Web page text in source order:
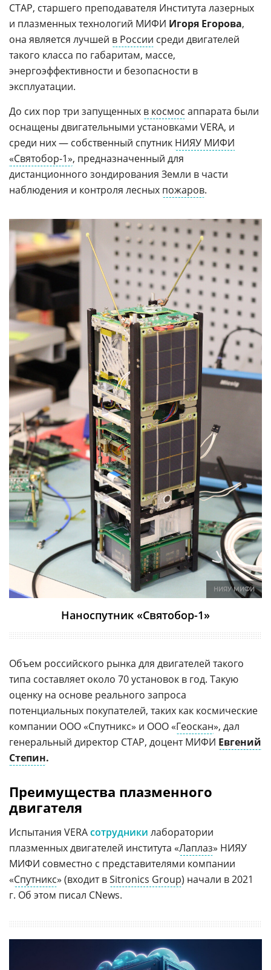
СТАР, старшего преподавателя Института лазерных
и плазменных технологий МИФИ Игоря Егорова,
она является лучшей в России среди двигателей
такого класса по габаритам, массе,
энергоэффективности и безопасности в
эксплуатации.
До сих пор три запущенных в космос аппарата были
оснащены двигательными установками VERA, и
среди них — собственный спутник НИЯУ МИФИ
«Святобор-1», предназначенный для
дистанционного зондирования Земли в части
наблюдения и контроля лесных пожаров.
НИЯУ МИФИ
Наноспутник «Святобор-1»
Объем российского рынка для двигателей такого
типа составляет около 70 установок в год. Такую
оценку на основе реального запроса
потенциальных покупателей, таких как космические
компании ООО «Спутникс» и ООО «Геоскан», дал
генеральный директор СТАР, доцент МИФИ Евгений
Степин.
Преимущества плазменного
двигателя
Испытания VERAсотрудники лаборатории
плазменных двигателей института «Лаплаз» НИЯУ
МИФИ совместно с представителями компании
«Спутникс» (входит вSitronics Group) начали в 2021
г. Об этом писал CNews.